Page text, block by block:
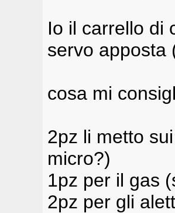
Io il carrello di
servo apposta
cosa mi
2pz li metto
micro?)
1pz per il gas
2pz per gli